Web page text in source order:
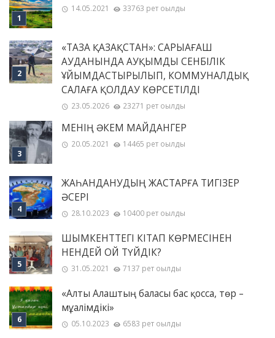
14.05.2021 33763 рет оқылды
«ТАЗА ҚАЗАҚСТАН»: САРЫАҒАШ
АУДАНЫНДА АУҚЫМДЫ СЕНБІЛІК
ҰЙЫМДАСТЫРЫЛЫП, КОММУНАЛДЫҚ
САЛАҒА ҚОЛДАУ КӨРСЕТІЛДІ
23.05.2026 23271 рет оқылды
МЕНІҢ ƏКЕМ МАЙДАНГЕР
20.05.2021 14465 рет оқылды
ЖАҺАНДАНУДЫҢ ЖАСТАРҒА ТИГІЗЕР
ӘСЕРІ
28.10.2023 10400 рет оқылды
ШЫМКЕНТТЕГІ КІТАП КӨРМЕСІНЕН
НЕНДЕЙ ОЙ ТҮЙДІК?
31.05.2021 7137 рет оқылды
«Алты Алаштың баласы бас қосса, төр –
мұғалімдікі»
05.10.2023 6583 рет оқылды